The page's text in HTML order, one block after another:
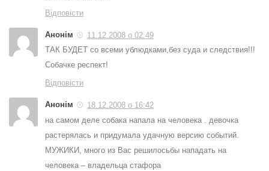
Відповісти
Анонім
11.12.2008 о 02:49
ТАК БУДЕТ со всеми ублюдками,без суда и следствия!!!
Собачке респект!
Відповісти
Анонім
18.12.2008 о 16:42
на самом деле собака напала на человека . девочка
растерялась и придумала удачную версию событий.
МУЖИКИ, много из Вас решилосьбы нападать на
человека – владельца стафора